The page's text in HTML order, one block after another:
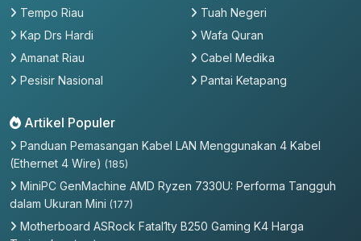
Tempo Riau
Kap Drs Hardi
Amanat Riau
Pesisir Nasional
Tuah Negeri
Wafa Quran
Cabel Medika
Pantai Ketapang
Artikel Populer
Panduan Pemasangan Kabel LAN Menggunakan 4 Kabel
(Ethernet 4 Wire) (185)
MiniPC GenMachine AMD Ryzen 7330U: Performa Tangguh
dalam Ukuran Mini (177)
Motherboard ASRock Fatal1ty B250 Gaming K4 Harga